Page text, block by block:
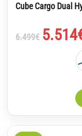
Cube Cargo Dual
6.499€
El
5.514
El